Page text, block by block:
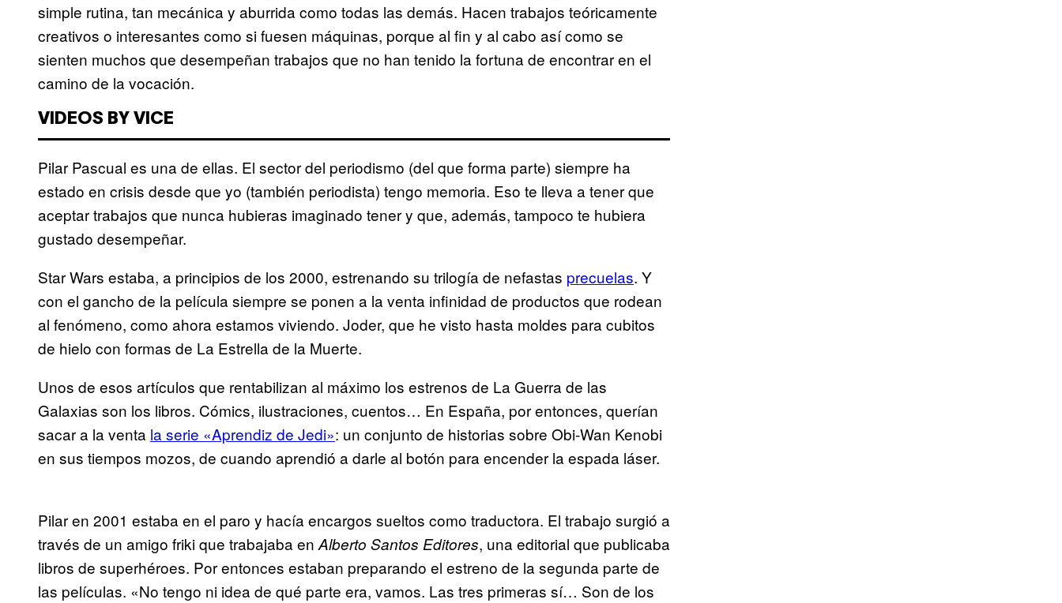
simple rutina, tan mecánica y aburrida como todas las demás. Hacen trabajos teóricamente
creativos o interesantes como si fuesen máquinas, porque al fin y al cabo así como se
sienten muchos que desempeñan trabajos que no han tenido la fortuna de encontrar en el
camino de la vocación.
VIDEOS BY VICE
Pilar Pascual es una de ellas. El sector del periodismo (del que forma parte) siempre ha
estado en crisis desde que yo (también periodista) tengo memoria. Eso te lleva a tener que
aceptar trabajos que nunca hubieras imaginado tener y que, además, tampoco te hubiera
gustado desempeñar.
Star Wars estaba, a principios de los 2000, estrenando su trilogía de nefastas precuelas. Y
con el gancho de la película siempre se ponen a la venta infinidad de productos que rodean
al fenómeno, como ahora estamos viviendo. Joder, que he visto hasta moldes para cubitos
de hielo con formas de La Estrella de la Muerte.
Unos de esos artículos que rentabilizan al máximo los estrenos de La Guerra de las
Galaxias son los libros. Cómics, ilustraciones, cuentos… En España, por entonces, querían
sacar a la venta la serie «Aprendiz de Jedi»: un conjunto de historias sobre Obi-Wan Kenobi
en sus tiempos mozos, de cuando aprendió a darle al botón para encender la espada láser.
Pilar en 2001 estaba en el paro y hacía encargos sueltos como traductora. El trabajo surgió a
través de un amigo friki que trabajaba en Alberto Santos Editores, una editorial que publicaba
libros de superhéroes. Por entonces estaban preparando el estreno de la segunda parte de
las películas. «No tengo ni idea de qué parte era, vamos. Las tres primeras sí… Son de los